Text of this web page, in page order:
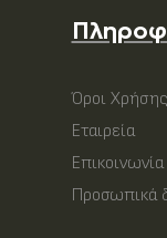
Όροι Χρήσης
Εταιρεία
Επικοινωνία
Προσωπικά